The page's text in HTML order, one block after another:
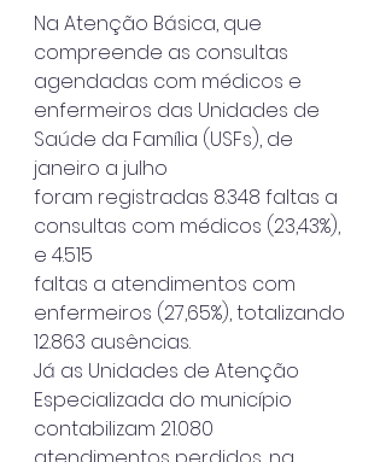
Na Atenção Básica, que
compreende as consultas
agendadas com médicos e
enfermeiros das Unidades de
Saúde da Família (USFs), de
janeiro a julho
foram registradas 8.348 faltas a
consultas com médicos (23,43%),
e 4.515
faltas a atendimentos com
enfermeiros (27,65%), totalizando
12.863 ausências.
Já as Unidades de Atenção
Especializada do município
contabilizam 21.080